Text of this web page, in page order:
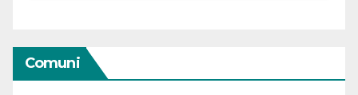
Comuni